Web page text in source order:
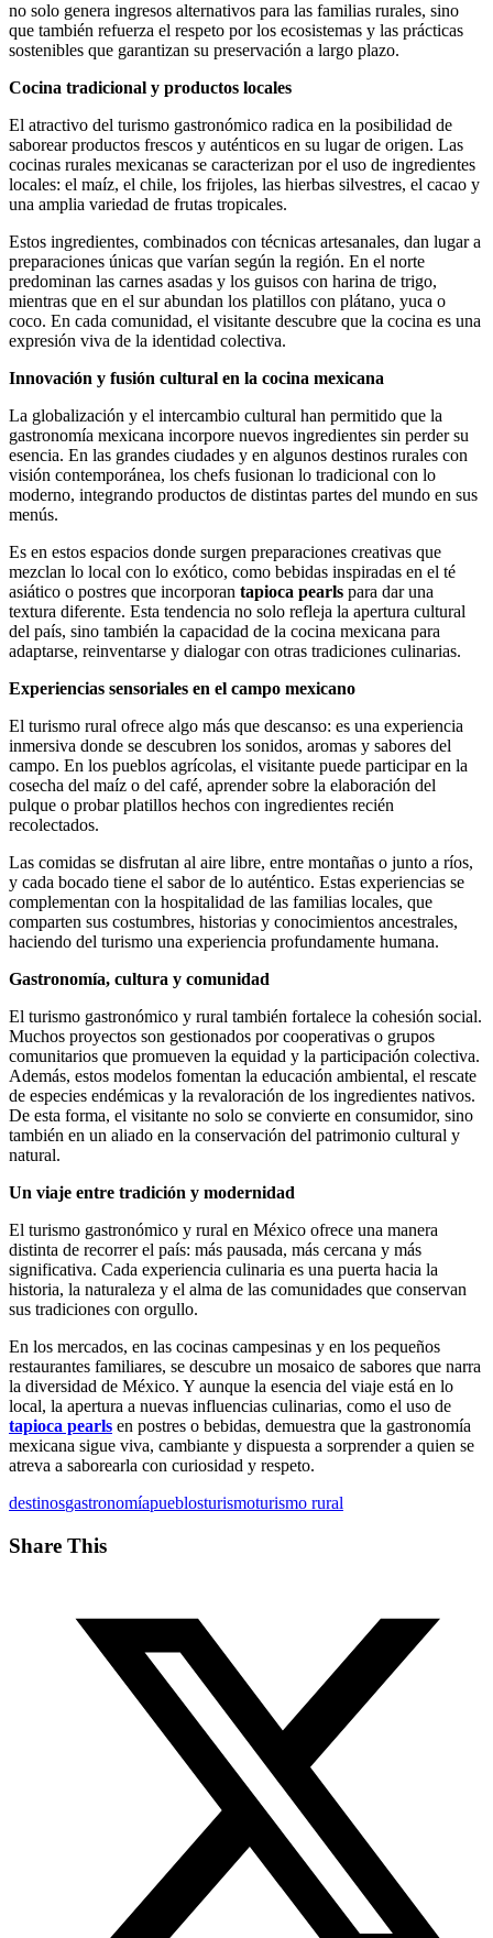
no solo genera ingresos alternativos para las familias rurales, sino
que también refuerza el respeto por los ecosistemas y las prácticas
sostenibles que garantizan su preservación a largo plazo.
Cocina tradicional y productos locales
El atractivo del turismo gastronómico radica en la posibilidad de
saborear productos frescos y auténticos en su lugar de origen. Las
cocinas rurales mexicanas se caracterizan por el uso de ingredientes
locales: el maíz, el chile, los frijoles, las hierbas silvestres, el cacao y
una amplia variedad de frutas tropicales.
Estos ingredientes, combinados con técnicas artesanales, dan lugar a
preparaciones únicas que varían según la región. En el norte
predominan las carnes asadas y los guisos con harina de trigo,
mientras que en el sur abundan los platillos con plátano, yuca o
coco. En cada comunidad, el visitante descubre que la cocina es una
expresión viva de la identidad colectiva.
Innovación y fusión cultural en la cocina mexicana
La globalización y el intercambio cultural han permitido que la
gastronomía mexicana incorpore nuevos ingredientes sin perder su
esencia. En las grandes ciudades y en algunos destinos rurales con
visión contemporánea, los chefs fusionan lo tradicional con lo
moderno, integrando productos de distintas partes del mundo en sus
menús.
Es en estos espacios donde surgen preparaciones creativas que
mezclan lo local con lo exótico, como bebidas inspiradas en el té
asiático o postres que incorporan tapioca pearls para dar una
textura diferente. Esta tendencia no solo refleja la apertura cultural
del país, sino también la capacidad de la cocina mexicana para
adaptarse, reinventarse y dialogar con otras tradiciones culinarias.
Experiencias sensoriales en el campo mexicano
El turismo rural ofrece algo más que descanso: es una experiencia
inmersiva donde se descubren los sonidos, aromas y sabores del
campo. En los pueblos agrícolas, el visitante puede participar en la
cosecha del maíz o del café, aprender sobre la elaboración del
pulque o probar platillos hechos con ingredientes recién
recolectados.
Las comidas se disfrutan al aire libre, entre montañas o junto a ríos,
y cada bocado tiene el sabor de lo auténtico. Estas experiencias se
complementan con la hospitalidad de las familias locales, que
comparten sus costumbres, historias y conocimientos ancestrales,
haciendo del turismo una experiencia profundamente humana.
Gastronomía, cultura y comunidad
El turismo gastronómico y rural también fortalece la cohesión social.
Muchos proyectos son gestionados por cooperativas o grupos
comunitarios que promueven la equidad y la participación colectiva.
Además, estos modelos fomentan la educación ambiental, el rescate
de especies endémicas y la revaloración de los ingredientes nativos.
De esta forma, el visitante no solo se convierte en consumidor, sino
también en un aliado en la conservación del patrimonio cultural y
natural.
Un viaje entre tradición y modernidad
El turismo gastronómico y rural en México ofrece una manera
distinta de recorrer el país: más pausada, más cercana y más
significativa. Cada experiencia culinaria es una puerta hacia la
historia, la naturaleza y el alma de las comunidades que conservan
sus tradiciones con orgullo.
En los mercados, en las cocinas campesinas y en los pequeños
restaurantes familiares, se descubre un mosaico de sabores que narra
la diversidad de México. Y aunque la esencia del viaje está en lo
local, la apertura a nuevas influencias culinarias, como el uso de
tapioca pearls en postres o bebidas, demuestra que la gastronomía
mexicana sigue viva, cambiante y dispuesta a sorprender a quien se
atreva a saborearla con curiosidad y respeto.
destinosgastronomíapueblosturismoturismo rural
Share This